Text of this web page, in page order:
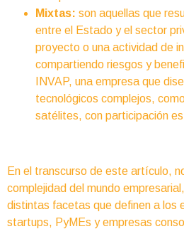
Mixtas: son aquellas que
entre el Estado y el sector
proyecto o una actividad de
compartiendo riesgos y
INVAP, una empresa que
tecnológicos complejos,
satélites, con participación
En el transcurso de este artículo,
complejidad del mundo
distintas facetas que definen a los
startups, PyMEs y empresas